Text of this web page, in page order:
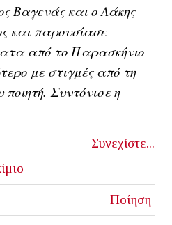
Βαγενάς και ο Λάκης
και παρουσίασε
από το Παρασκήνιο
με στιγμές από τη
ποιητή. Συντόνισε η
Συνεχίστε...
Ποίηση